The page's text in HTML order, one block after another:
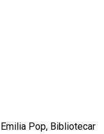
Emilia Pop, Bibliotecar